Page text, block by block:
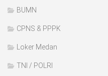
BUMN
CPNS & PPPK
Loker Medan
TNI / POLRI